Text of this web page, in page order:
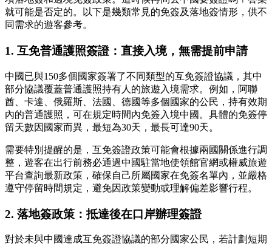
就可能是否定的。以下是幾類常見的免簽及落地簽情形，供不
同需求的遊客參考。
1. 互免普通護照簽證：直接入境，無需提前申請
中國已與150多個國家簽署了不同類型的互免簽證協議，其中
部分協議覆蓋普通護照持有人的旅遊入境需求。例如，阿聯
酋、卡達、俄羅斯、法國、德國等多個國家的公民，持有效期
內的普通護照，可在規定時間內免簽入境中國。具體的免簽停
留天數因國家而異，最短為30天，最長可達90天。
需要特別提醒的是，互免簽證政策可能會根據兩國關係進行調
整，遊客在出行前務必通過中國駐當地使領館官網或權威旅遊
平台查詢最新政策，確保自己所屬國家在免簽名單內，並嚴格
遵守停留時間規定，避免因政策變動或理解偏差影響行程。
2. 落地簽政策：抵達後在口岸辦理簽證
對於未與中國達成互免簽證協議的部分國家公民，若計劃短期